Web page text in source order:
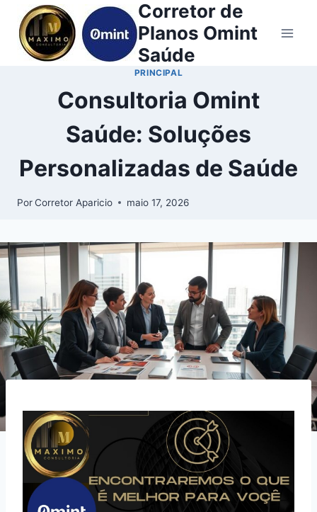
Corretor de
Planos Omint
Saúde
PRINCIPAL
Consultoria Omint
Saúde: Soluções
Personalizadas de Saúde
PorCorretor Aparicio maio 17, 2026